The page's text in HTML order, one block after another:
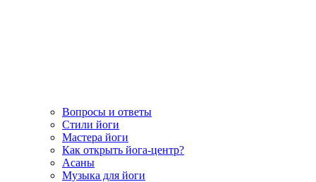
Вопросы и ответы
Стили йоги
Мастера йоги
Как открыть йога-центр?
Асаны
Музыка для йоги